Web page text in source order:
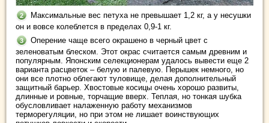
Максимальные вес петуха не превышает 1,2 кг, а у несушки
он и вовсе колеблется в пределах 0,9-1 кг.
Оперение чаще всего окрашено в черный цвет с
зеленоватым блеском. Этот окрас считается самым древним и
популярным. Японским селекционерам удалось вывести еще 2
варианта расцветок – белую и палевую. Перышек немного, но
они все плотно облегают туловище, делая дополнительный
защитный барьер. Хвостовые косицы очень хорошо развиты,
длинные и ровные, торчащие вверх. Теплая, но тонкая шубка
обусловливает налаженную работу механизмов
терморегуляции, но при этом не лишает воинствующих